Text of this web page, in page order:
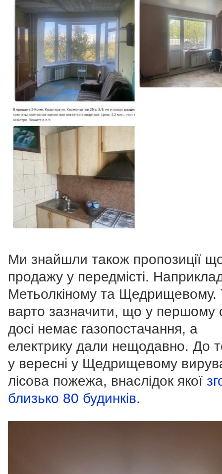
Ми знайшли також пропозиції
продажу у передмісті.
Метьолкіному та Щедрищевому.
варто зазначити, що у першому
досі немає газопостачання, а
електрику дали нещодавно. До
у вересні у Щедрищевому
лісова пожежа, внаслідок якої
близько 80 будинків.